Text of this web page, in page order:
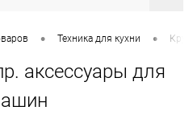
• Техника для кухни •
аксессуары для